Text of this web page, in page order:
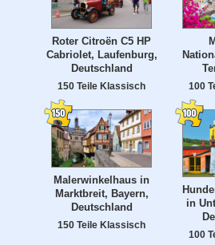
Roter Citroën C5 HP
Cabriolet, Laufenburg,
Deutschland
150 Teile Klassisch 100
Malerwinkelhaus in
Marktbreit, Bayern,
Deutschland
150 Teile Klassisch
in
100